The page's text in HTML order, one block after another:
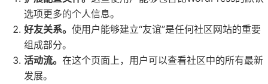
选项更多的个人信息。
好友关系。 使用户能够建立“友谊”是任何社区网站的重要
组成部分。
活动流。 在这个页面上，用户可以查看社区中的所有最新
发展。